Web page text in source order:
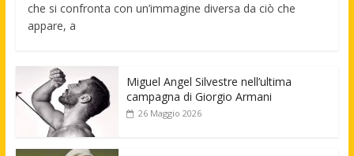
che si confronta con un’immagine diversa da ciò che
appare, a
Miguel Angel Silvestre nell’ultima
campagna di Giorgio Armani
26 Maggio 2026